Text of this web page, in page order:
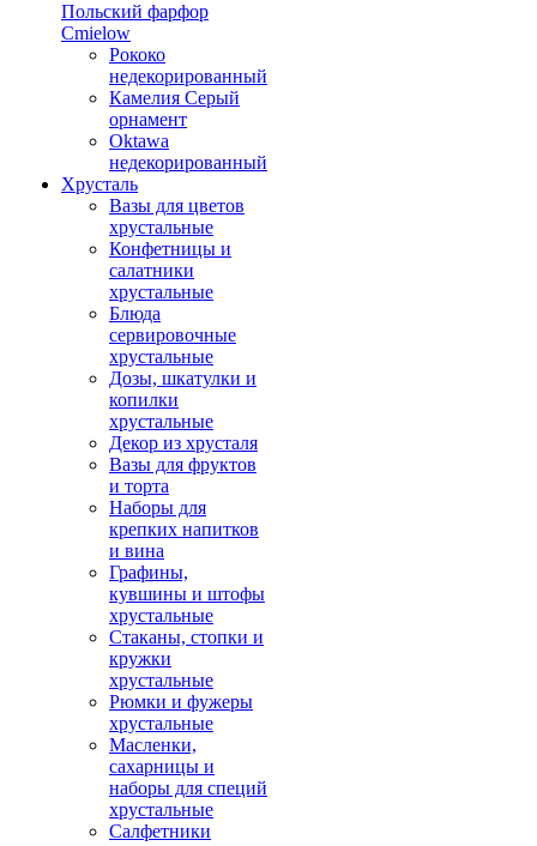
Польский фарфор
Сmielow
Рококо
недекорированный
Камелия Серый
орнамент
Oktawa
недекорированный
Хрусталь
Вазы для цветов
хрустальные
Конфетницы и
салатники
хрустальные
Блюда
сервировочные
хрустальные
Дозы, шкатулки и
копилки
хрустальные
Декор из хрусталя
Вазы для фруктов
и торта
Наборы для
крепких напитков
и вина
Графины,
кувшины и штофы
хрустальные
Стаканы, стопки и
кружки
хрустальные
Рюмки и фужеры
хрустальные
Масленки,
сахарницы и
наборы для специй
хрустальные
Салфетники